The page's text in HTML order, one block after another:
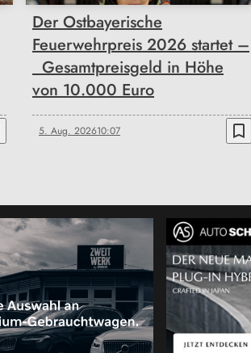
Der Ostbayerische
Feuerwehrpreis 2026 startet –
Gesamtpreisgeld in Höhe
von 10.000 Euro
5. Aug. 202610:07 bookmark_border